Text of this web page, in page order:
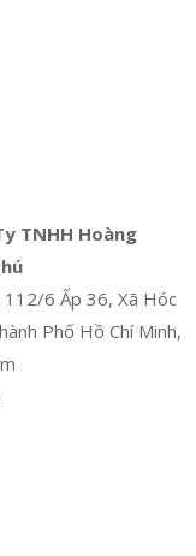
TNHH Hoàng
112/6 Ấp 36, Xã Hóc
Phố Hồ Chí Minh,